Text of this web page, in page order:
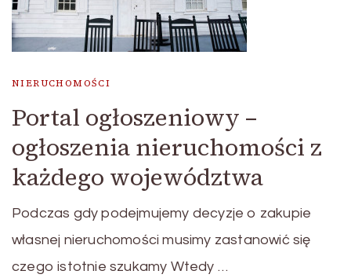
NIERUCHOMOŚCI
Portal ogłoszeniowy –
ogłoszenia nieruchomości z
każdego województwa
Podczas gdy podejmujemy decyzje o zakupie
własnej nieruchomości musimy zastanowić się
czego istotnie szukamy Wtedy …